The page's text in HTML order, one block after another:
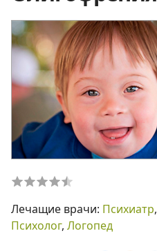
Лечащие врачи: Психиатр,
Психолог, Логопед